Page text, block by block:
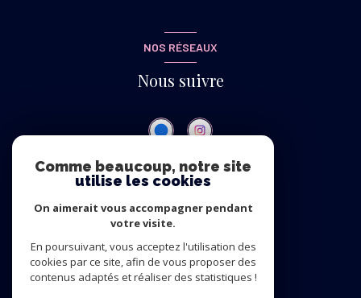
NOS RÉSEAUX
Nous suivre
Nous adhérons
Comme beaucoup, notre site
utilise les cookies
On aimerait vous accompagner pendant
votre visite.
En poursuivant, vous acceptez l'utilisation des
cookies par ce site, afin de vous proposer des
contenus adaptés et réaliser des statistiques !